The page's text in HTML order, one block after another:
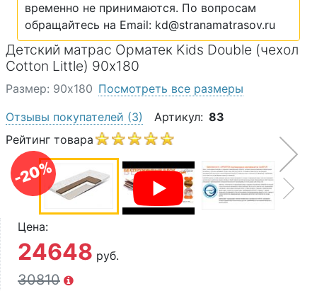
Open submenu (Мебель)
Мебель
Open submenu (Основания)
Основания
Open submenu (Детские матрасы)
Детские матрасы
Open submenu (Детские кровати)
Детские кровати
Open submenu (Шкафы)
Шкафы
О компании
Контакты
Доставка по городу
временно не принимаются. По вопросам
обращайтесь на Email: kd@stranamatrasov.ru
Детский матрас Орматек Kids Double (чехол
Cotton Little) 90х180
-20%
Размер: 90х180 Посмотреть все размеры
Отзывы покупателей (3) Артикул: 83
Рейтинг товара
Цена:
24648 руб.
30810